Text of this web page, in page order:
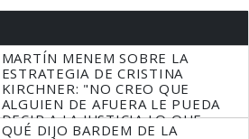
MARTÍN MENEM SOBRE LA
ESTRATEGIA DE CRISTINA
KIRCHNER: "NO CREO QUE
ALGUIEN DE AFUERA LE PUEDA
DECIR A LA JUSTICIA LO QUE
TIENE QUE HACER"
QUÉ DIJO BARDEM DE LA